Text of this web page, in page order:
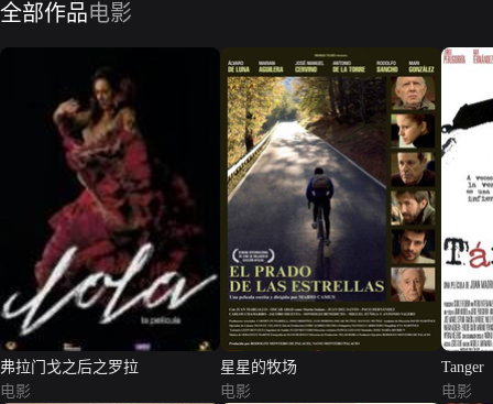
全部作品电影
弗拉门戈之后之罗拉
电影
星星的牧场
电影
Tanger
电影